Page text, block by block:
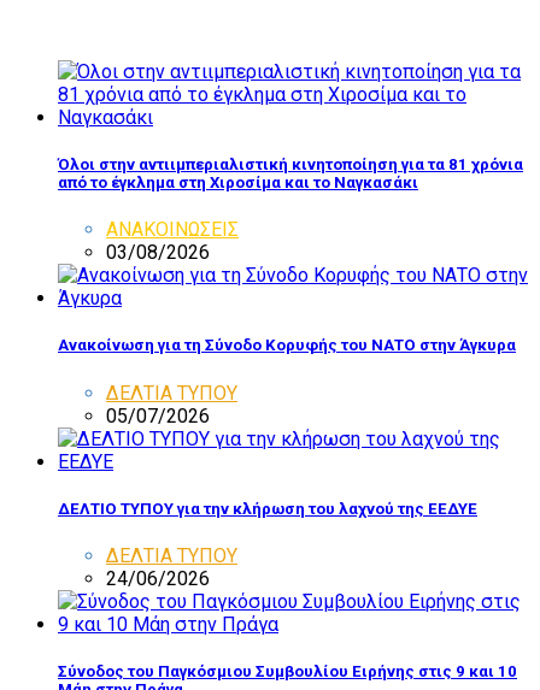
Όλοι στην αντιιμπεριαλιστική κινητοποίηση για τα 81 χρόνια
από το έγκλημα στη Χιροσίμα και το Ναγκασάκι
ΑΝΑΚΟΙΝΩΣΕΙΣ
03/08/2026
Ανακοίνωση για τη Σύνοδο Κορυφής του ΝΑΤΟ στην Άγκυρα
ΔΕΛΤΙΑ ΤΥΠΟΥ
05/07/2026
ΔΕΛΤΙΟ ΤΥΠΟΥ για την κλήρωση του λαχνού της ΕΕΔΥΕ
ΔΕΛΤΙΑ ΤΥΠΟΥ
24/06/2026
Σύνοδος του Παγκόσμιου Συμβουλίου Ειρήνης στις 9 και 10